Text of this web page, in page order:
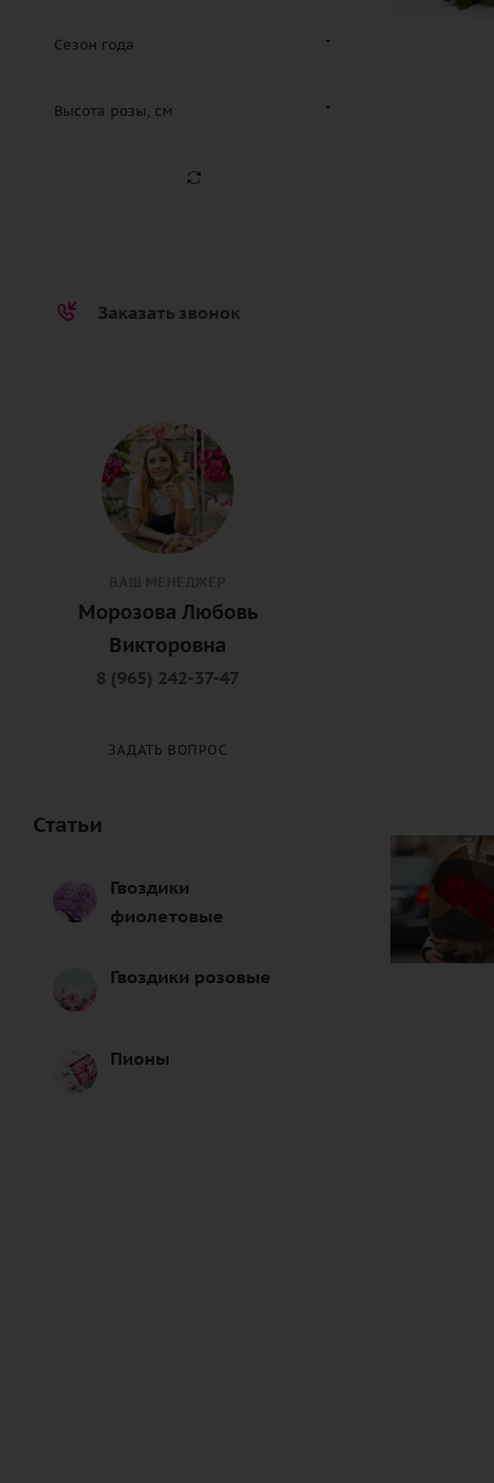
Сезон года
Высота розы, см
Заказать звонок
Морозова Любовь
Викторовна
8 (965) 242-37-47
ЗАДАТЬ ВОПРОС
Статьи
Гвоздики
фиолетовые
Гвоздики розовые
Пионы